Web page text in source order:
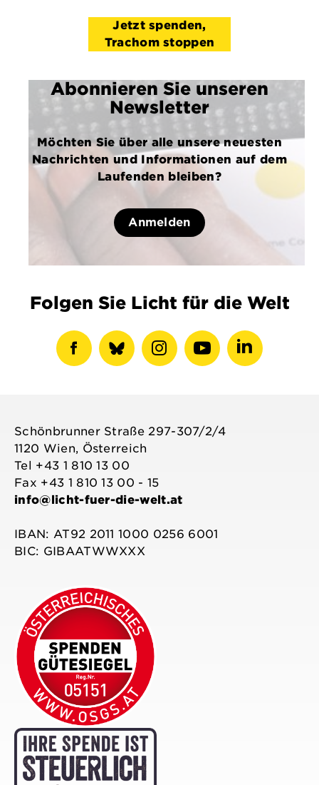
Jetzt spenden,
Trachom stoppen
Abonnieren Sie unseren
Newsletter
Möchten Sie über alle unsere neuesten
Nachrichten und Informationen auf dem
Laufenden bleiben?
Anmelden
Folgen Sie Licht für die Welt
Facebook-
show
Instagram-Youtube-LinkedIN-
Schönbrunner Straße 297-307/2/4
1120 Wien, Österreich
Tel +43 1 810 13 00
Fax +43 1 810 13 00 - 15
info@licht-fuer-die-welt.at
IBAN: AT92 2011 1000 0256 6001
BIC: GIBAATWWXXX